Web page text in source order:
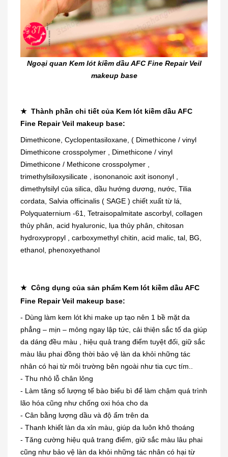
Ngoại quan Kem lót kiềm dầu AFC Fine Repair Veil
makeup base
★ Thành phần chi tiết của Kem lót kiềm dầu AFC
Fine Repair Veil makeup base:
Dimethicone, Cyclopentasiloxane, ( Dimethicone / vinyl
Dimethicone crosspolymer , Dimethicone / vinyl
Dimethicone / Methicone crosspolymer ,
trimethylsiloxysilicate , isononanoic axit isononyl ,
dimethylsilyl của silica, dầu hướng dương, nước, Tilia
cordata, Salvia officinalis ( SAGE ) chiết xuất từ lá,
Polyquaternium -61, Tetraisopalmitate ascorbyl, collagen
thủy phân, acid hyaluronic, lụa thủy phân, chitosan
hydroxypropyl , carboxymethyl chitin, acid malic, tal, BG,
ethanol, phenoxyethanol
★ Công dụng của sản phẩm Kem lót kiềm dầu AFC
Fine Repair Veil makeup base:
- Dùng làm kem lót khi make up tạo nên 1 bề mặt da
phẳng – mịn – mỏng ngay lập tức, cải thiện sắc tố da giúp
da dáng đều màu , hiệu quả trang điểm tuyệt đối, giữ sắc
màu lâu phai đồng thời bảo vệ làn da khỏi những tác
nhân có hại từ môi trường bên ngoài như tia cực tím..
- Thu nhỏ lỗ chân lông
- Làm tăng số lượng tế bào biểu bì để làm chậm quá trình
lão hóa cũng như chống oxi hóa cho da
- Cân bằng lượng dầu và độ ẩm trên da
- Thanh khiết làn da xỉn màu, giúp da luôn khô thoáng
- Tăng cường hiệu quả trang điểm, giữ sắc màu lâu phai
cũng như bảo vệ làn da khỏi những tác nhân có hại từ